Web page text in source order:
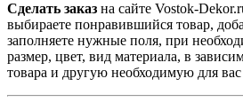
Сделать заказ на сайте Vostok-
выбираете понравившийся товар,
заполняете нужные поля, при
размер, цвет, вид материала, в
товара и другую необходимую для